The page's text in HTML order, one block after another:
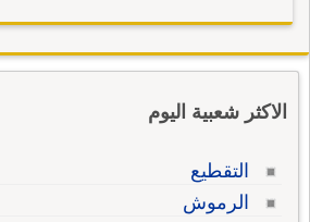
الاكثر شعبية اليوم
التقطيع
الرموش